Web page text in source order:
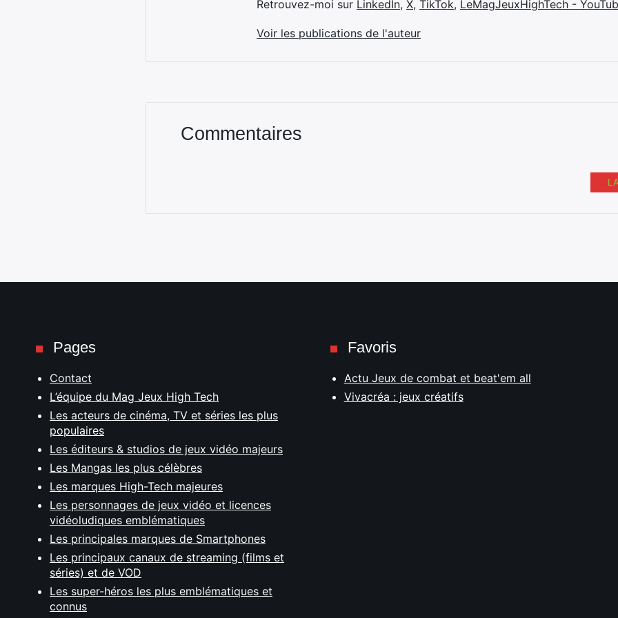
Retrouvez-moi sur LinkedIn, X, TikTok, LeMagJeuxHighTech -
Voir les publications de l'auteur
Commentaires
Pages
Contact
L’équipe du Mag Jeux High Tech
Les acteurs de cinéma, TV et séries les plus
populaires
Les éditeurs & studios de jeux vidéo majeurs
Les Mangas les plus célèbres
Les marques High-Tech majeures
Les personnages de jeux vidéo et licences
vidéoludiques emblématiques
Les principales marques de Smartphones
Les principaux canaux de streaming (films et
séries) et de VOD
Les super-héros les plus emblématiques et
connus
Favoris
Actu Jeux de combat et beat'em all
Vivacréa : jeux créatifs